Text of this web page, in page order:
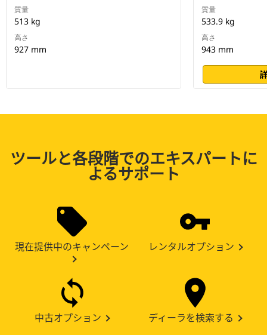
質量
513 kg
高さ
927 mm
質量
533.9 kg
高さ
943 mm
ツールと各段階でのエキスパートに
よるサポート
現在提供中のキャンペーン レンタルオプション
中古オプション ディーラを検索する